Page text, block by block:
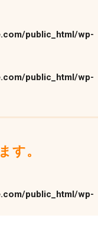
public_html/wp-
public_html/wp-
す。
public_html/wp-